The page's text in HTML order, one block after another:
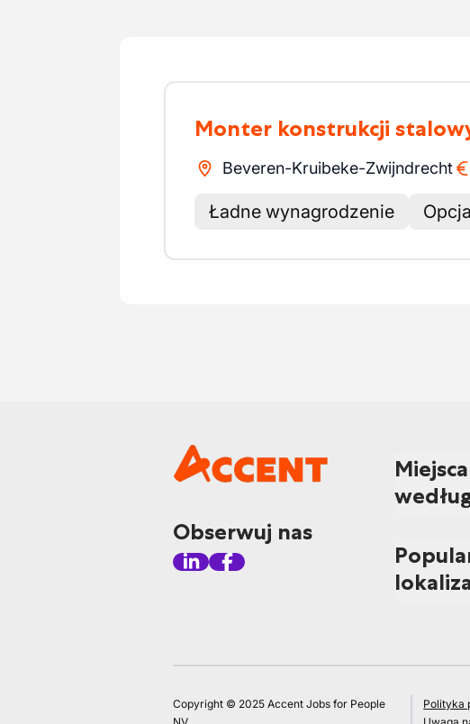
Monter konstrukcji
Beveren-Kruibeke-Zwijndrecht
Ładne wynagrodzenie
Obserwuj nas
Copyright © 2025 Accent Jobs for People
Polityka